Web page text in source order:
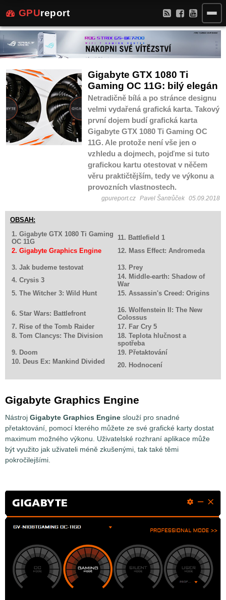
GPUreport
Gigabyte GTX 1080 Ti
Gaming OC 11G: bilý elegán
Netradičně bílá a po stránce designu
velmi vydařená grafická karta. Takový
první dojem budí grafická karta
Gigabyte GTX 1080 Ti Gaming OC
11G. Ale protože není vše jen o
vzhledu a dojmech, pojďme si tuto
grafickou kartu otestovat v něčem
věru praktičtějším, tedy ve výkonu a
provozních vlastnostech.
gpureport.cz Pavel Šantrůček 05.09.2018
OBSAH:
1. Gigabyte GTX 1080 Ti Gaming
OC 11G
11. Battlefield 1
2. Gigabyte Graphics Engine
12. Mass Effect: Andromeda
3. Jak budeme testovat
13. Prey
4. Crysis 3
14. Middle-earth: Shadow of
War
5. The Witcher 3: Wild Hunt
15. Assassin's Creed: Origins
6. Star Wars: Battlefront
16. Wolfenstein II: The New
Colossus
7. Rise of the Tomb Raider
17. Far Cry 5
8. Tom Clancys: The Division
18. Teplota hlučnost a
spotřeba
9. Doom
19. Přetaktování
10. Deus Ex: Mankind Divided
20. Hodnocení
Gigabyte Graphics Engine
Nástroj Gigabyte Graphics Engine slouží pro snadné
přetaktování, pomocí kterého můžete ze své grafické karty dostat
maximum možného výkonu. Uživatelské rozhraní aplikace může
být využito jak uživateli méně zkušenými, tak také těmi
pokročilejšími.